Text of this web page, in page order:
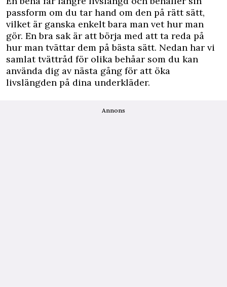
passform om du tar hand om den på rätt sätt,
vilket är ganska enkelt bara man vet hur man
gör. En bra sak är att börja med att ta reda på
hur man tvättar dem på bästa sätt. Nedan har vi
samlat tvättråd för olika behåar som du kan
använda dig av nästa gång för att öka
livslängden på dina underkläder.
Annons